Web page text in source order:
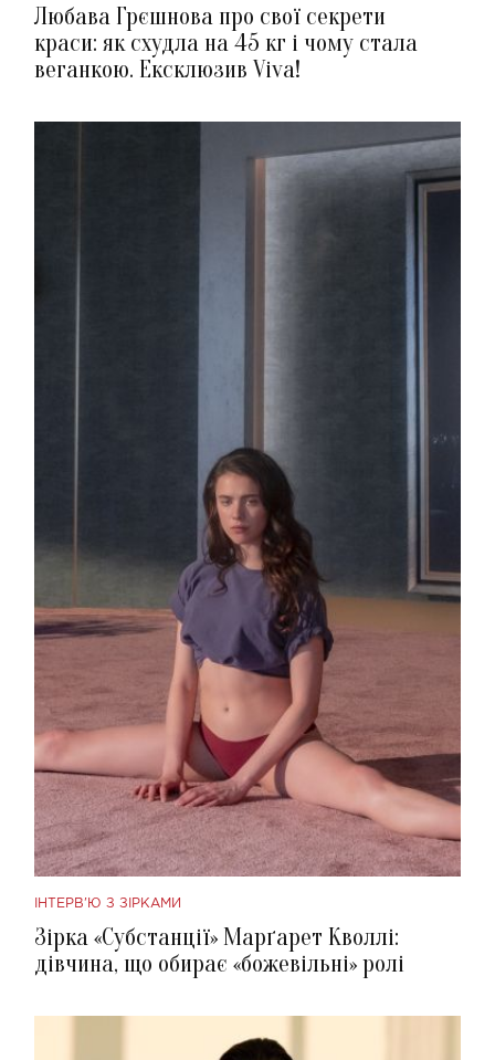
Любава Грєшнова про свої секрети
краси: як схудла на 45 кг і чому стала
веганкою. Ексклюзив Viva!
ІНТЕРВ'Ю З ЗІРКАМИ
Зірка «Субстанції» Марґарет Кволлі:
дівчина, що обирає «божевільні» ролі